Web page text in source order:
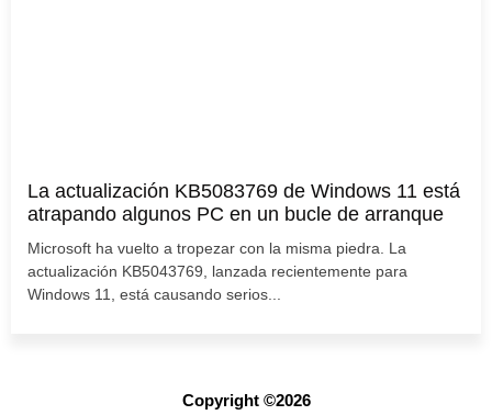
La actualización KB5083769 de Windows 11 está
atrapando algunos PC en un bucle de arranque
Microsoft ha vuelto a tropezar con la misma piedra. La
actualización KB5043769, lanzada recientemente para
Windows 11, está causando serios...
Copyright ©2026